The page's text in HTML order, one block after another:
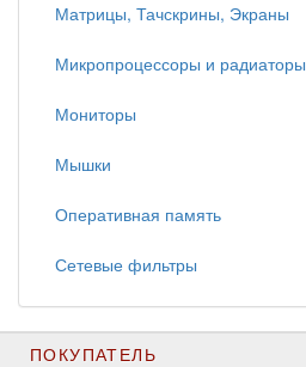
Матрицы, Тачскрины, Экраны
Микропроцессоры и радиаторы
Мониторы
Мышки
Оперативная память
Сетевые фильтры
ПОКУПАТЕЛЬ